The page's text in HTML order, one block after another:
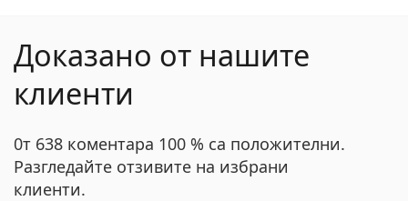
Доказано от нашите
клиенти
0т 638 коментара 100 % са положителни.
Разгледайте отзивите на избрани
клиенти.